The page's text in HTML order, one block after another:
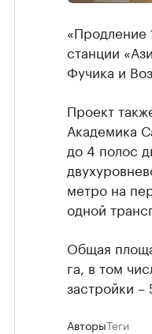
«Продление
станции
Фучика и
Проект
Академика
до 4 полос
метро на
одной
Общая
га, в том
застройки –
АвторыТеги